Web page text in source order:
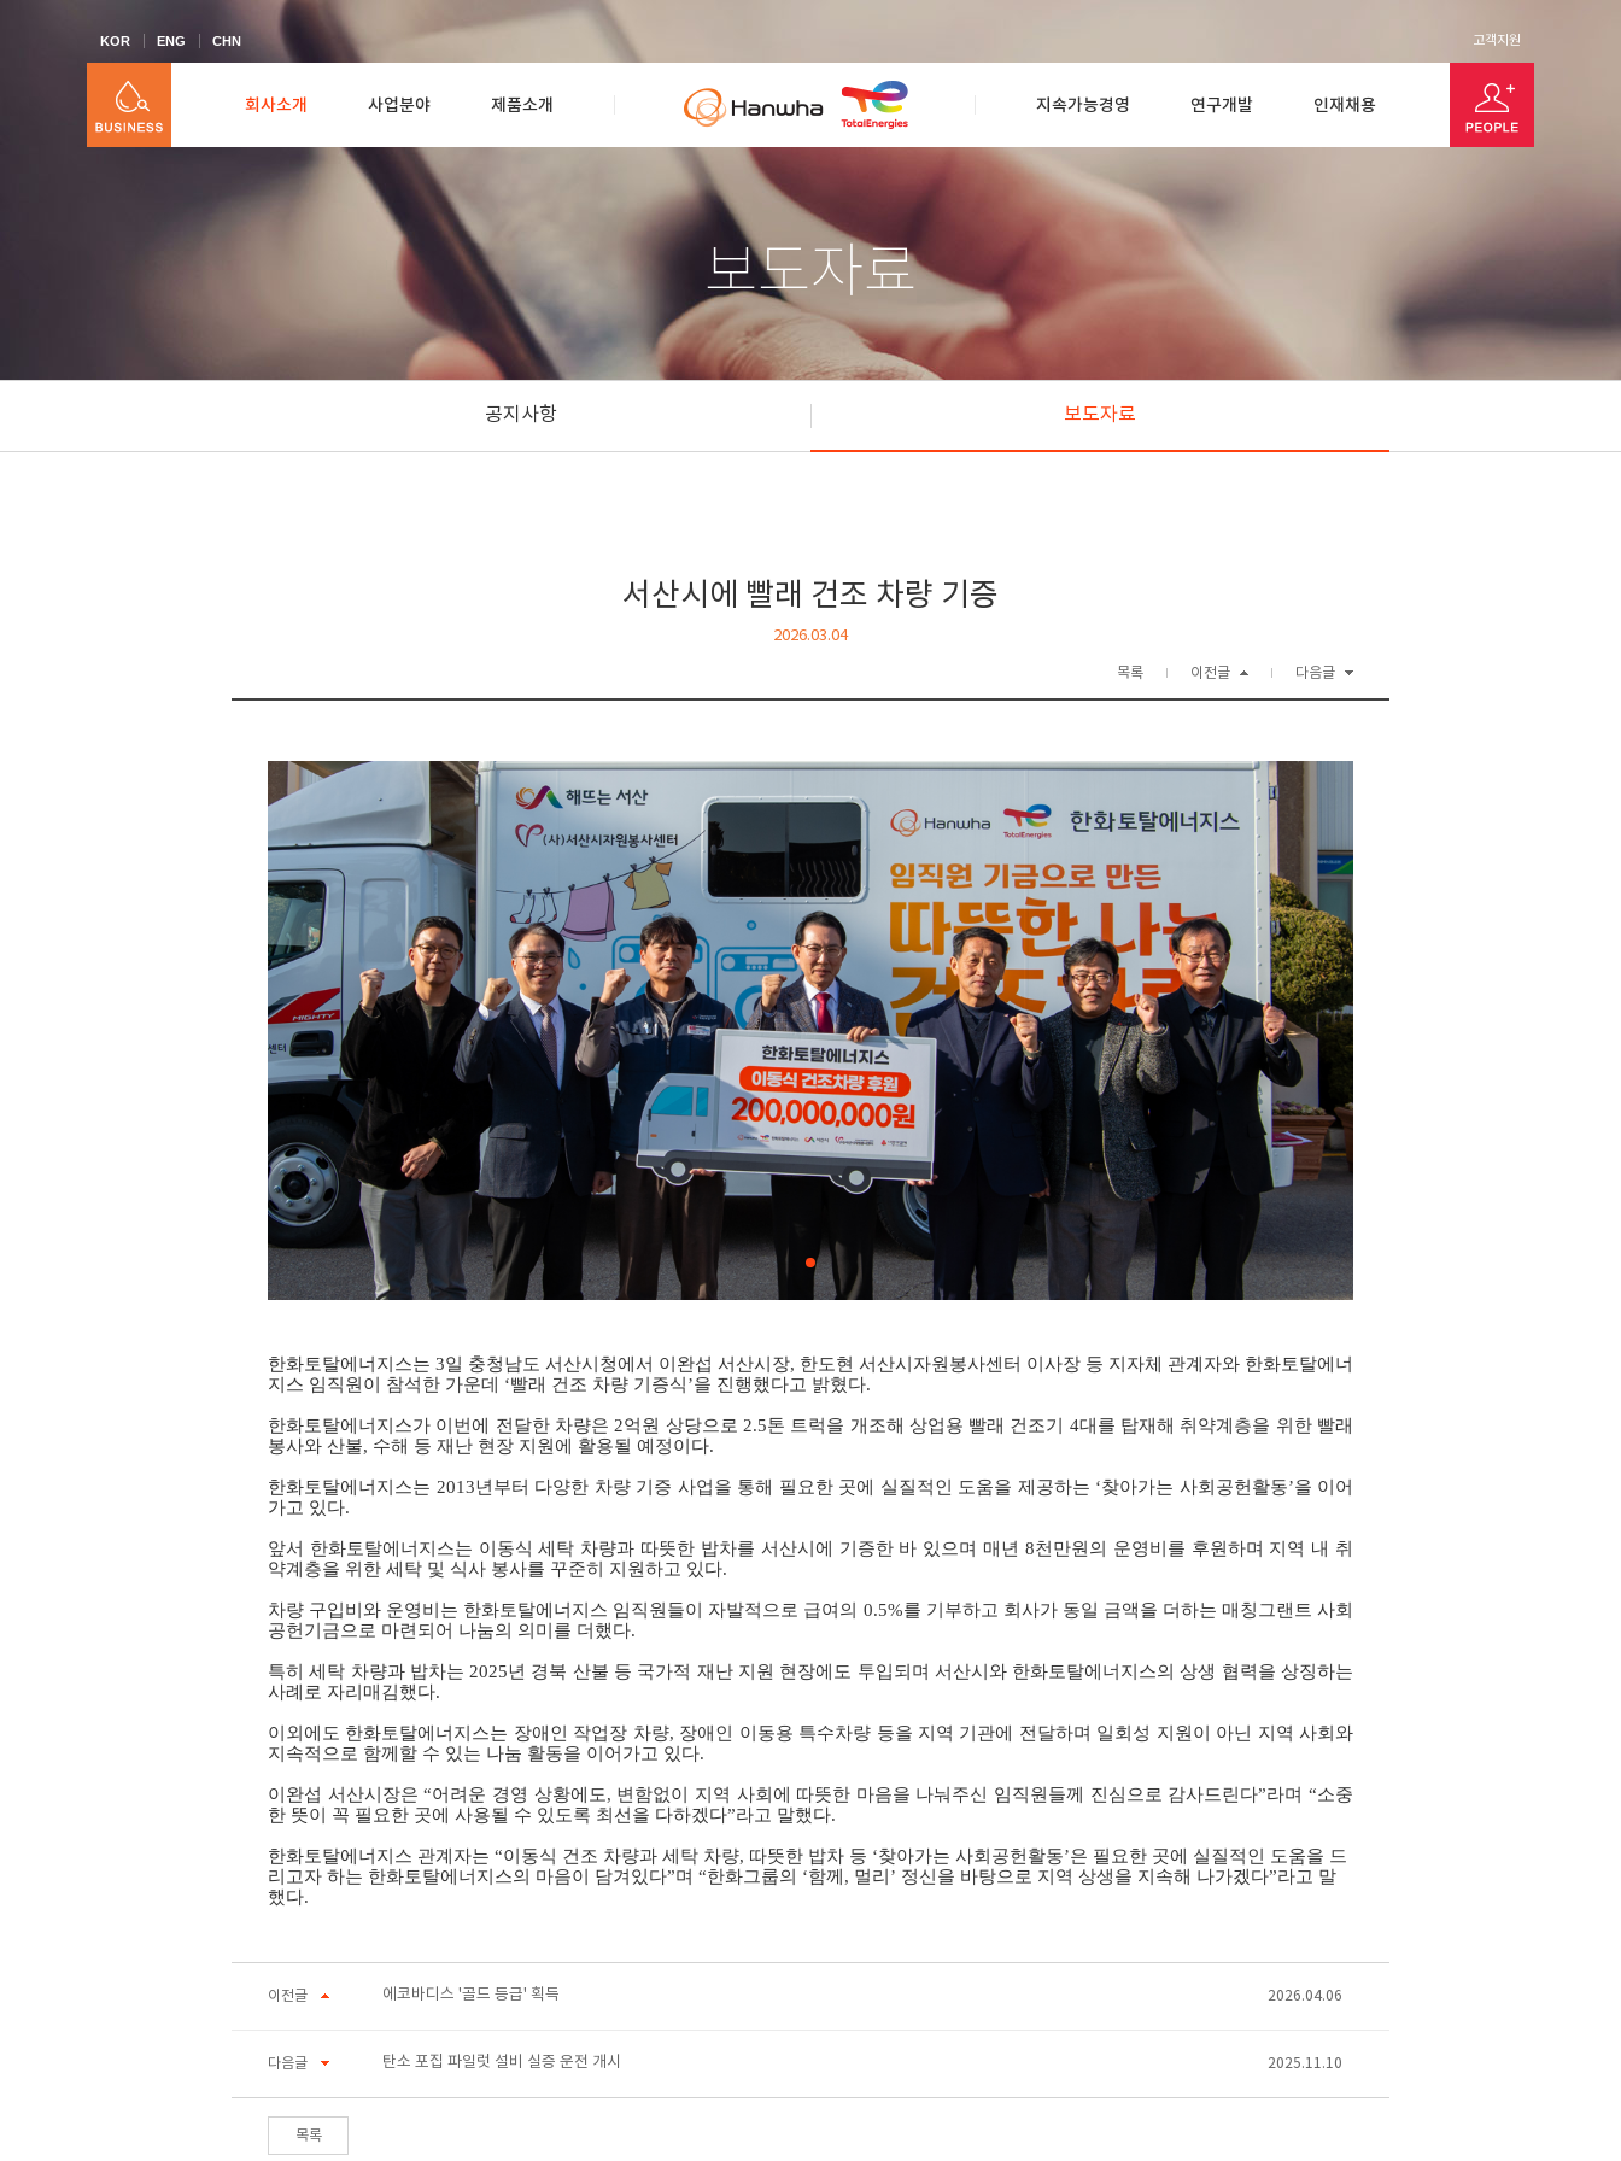
KOR ENG CHN 고객지원
회사소개 사업분야 제품소개 지속가능경영 연구개발 인재채용
보도자료
공지사항 보도자료
서산시에 빨래 건조 차량 기증
2026.03.04
목록 이전글 다음글
한화토탈에너지스는 3일 충청남도 서산시청에서 이완섭 서산시장, 한도현 서산시자원봉사센터 이사장 등 지자체 관계자와 한화토탈에너
지스 임직원이 참석한 가운데 ‘빨래 건조 차량 기증식’을 진행했다고 밝혔다.
한화토탈에너지스가 이번에 전달한 차량은 2억원 상당으로 2.5톤 트럭을 개조해 상업용 빨래 건조기 4대를 탑재해 취약계층을 위한 빨래
봉사와 산불, 수해 등 재난 현장 지원에 활용될 예정이다.
한화토탈에너지스는 2013년부터 다양한 차량 기증 사업을 통해 필요한 곳에 실질적인 도움을 제공하는 ‘찾아가는 사회공헌활동’을 이어
가고 있다.
앞서 한화토탈에너지스는 이동식 세탁 차량과 따뜻한 밥차를 서산시에 기증한 바 있으며 매년 8천만원의 운영비를 후원하며 지역 내 취
약계층을 위한 세탁 및 식사 봉사를 꾸준히 지원하고 있다.
차량 구입비와 운영비는 한화토탈에너지스 임직원들이 자발적으로 급여의 0.5%를 기부하고 회사가 동일 금액을 더하는 매칭그랜트 사회
공헌기금으로 마련되어 나눔의 의미를 더했다.
특히 세탁 차량과 밥차는 2025년 경북 산불 등 국가적 재난 지원 현장에도 투입되며 서산시와 한화토탈에너지스의 상생 협력을 상징하는
사례로 자리매김했다.
이외에도 한화토탈에너지스는 장애인 작업장 차량, 장애인 이동용 특수차량 등을 지역 기관에 전달하며 일회성 지원이 아닌 지역 사회와
지속적으로 함께할 수 있는 나눔 활동을 이어가고 있다.
이완섭 서산시장은 “어려운 경영 상황에도, 변함없이 지역 사회에 따뜻한 마음을 나눠주신 임직원들께 진심으로 감사드린다”라며 “소중
한 뜻이 꼭 필요한 곳에 사용될 수 있도록 최선을 다하겠다”라고 말했다.
한화토탈에너지스 관계자는 “이동식 건조 차량과 세탁 차량, 따뜻한 밥차 등 ‘찾아가는 사회공헌활동’은 필요한 곳에 실질적인 도움을 드
리고자 하는 한화토탈에너지스의 마음이 담겨있다”며 “한화그룹의 ‘함께 , 멀리’ 정신을 바탕으로 지역 상생을 지속해 나가겠다”라고 말
했다.
이전글 에코바디스 '골드 등급' 획득 2026.04.06
다음글 탄소 포집 파일럿 설비 실증 운전 개시 2025.11.10
목록